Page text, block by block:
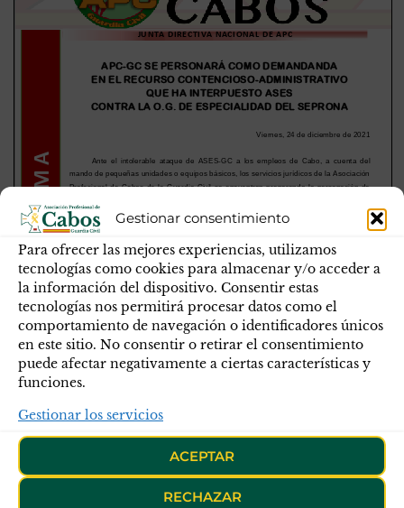
Gestionar consentimiento
Para ofrecer las mejores experiencias, utilizamos
tecnologías como cookies para almacenar y/o acceder a
la información del dispositivo. Consentir estas
tecnologías nos permitirá procesar datos como el
comportamiento de navegación o identificadores únicos
en este sitio. No consentir o retirar el consentimiento
puede afectar negativamente a ciertas características y
funciones.
Gestionar los servicios
ACEPTAR
RECHAZAR
Noticias Novedades